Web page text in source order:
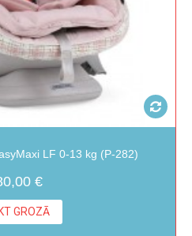
LF 0-13 kg (P-282)
€
GROZĀ